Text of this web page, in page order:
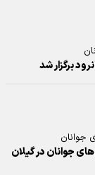
برگزار شد
جوانان
جوانان در گیلان